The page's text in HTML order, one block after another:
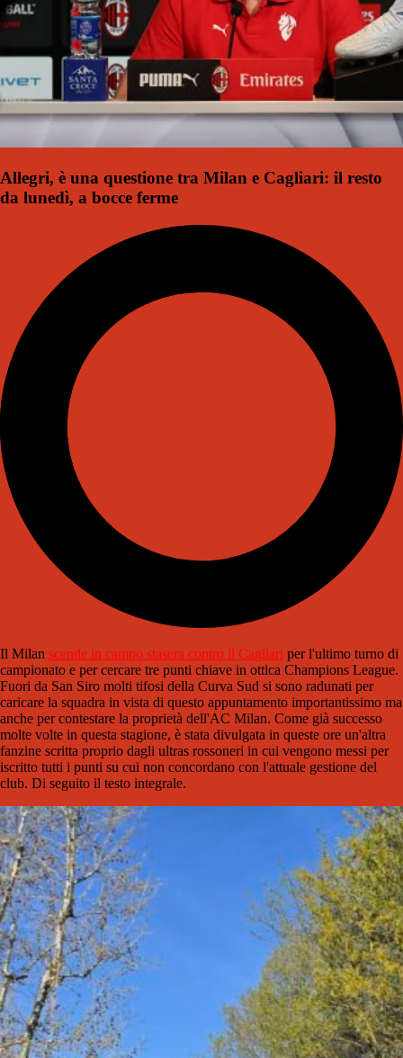
Allegri, è una questione tra Milan e Cagliari: il resto
da lunedì, a bocce ferme
Il Milan scende in campo stasera contro il Cagliari per l'ultimo turno di
campionato e per cercare tre punti chiave in ottica Champions League.
Fuori da San Siro molti tifosi della Curva Sud si sono radunati per
caricare la squadra in vista di questo appuntamento importantissimo ma
anche per contestare la proprietà dell'AC Milan. Come già successo
molte volte in questa stagione, è stata divulgata in queste ore un'altra
fanzine scritta proprio dagli ultras rossoneri in cui vengono messi per
iscritto tutti i punti su cui non concordano con l'attuale gestione del
club. Di seguito il testo integrale.